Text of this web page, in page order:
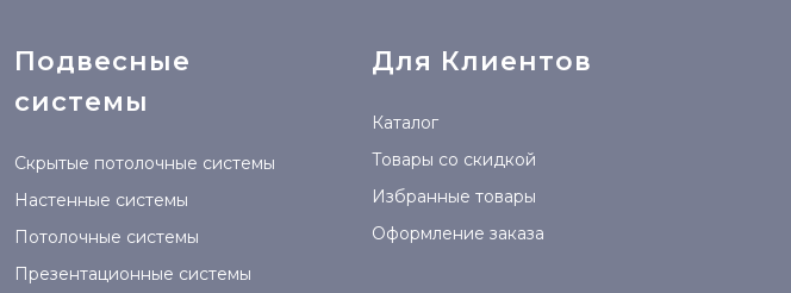
Подвесные
системы
Скрытые потолочные системы
Настенные системы
Потолочные системы
Презентационные системы
Для Клиентов
Каталог
Товары со скидкой
Избранные товары
Оформление заказа